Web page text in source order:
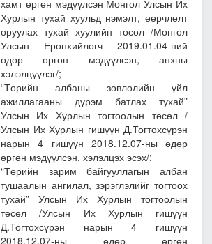
хамт өргөн мэдүүлсэн Монгол Улсын Их
Хурлын тухай хуульд нэмэлт, өөрчлөлт
оруулах тухай хуулийн төсөл /Монгол
Улсын Ерөнхийлөгч 2019.01.04-ний
өдөр өргөн мэдүүлсэн, анхны
хэлэлцүүлэг/;
“Төрийн албаны зөвлөлийн үйл
ажиллагааны дүрэм батлах тухай”
Улсын Их Хурлын тогтоолын төсөл/
Улсын Их Хурлын гишүүн Д.Тогтохсүрэн
нарын 4 гишүүн 2018.12.07-ны өдөр
өргөн мэдүүлсэн, хэлэлцэх эсэх/;
“Төрийн зарим байгууллагын албан
тушаалын ангилал, зэрэглэлийг тогтоох
тухай” Улсын Их Хурлын тогтоолын
төсөл /Улсын Их Хурлын гишүүн
Д.Тогтохсүрэн нарын 4 гишүүн
2018.12.07-ны өдөр өргөн